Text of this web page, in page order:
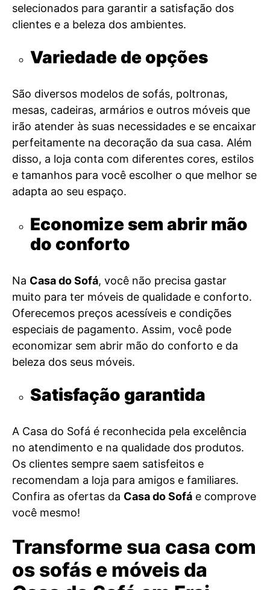
selecionados para garantir a satisfação dos
clientes e a beleza dos ambientes.
Variedade de opções
São diversos modelos de sofás, poltronas,
mesas, cadeiras, armários e outros móveis que
irão atender às suas necessidades e se encaixar
perfeitamente na decoração da sua casa. Além
disso, a loja conta com diferentes cores, estilos
e tamanhos para você escolher o que melhor se
adapta ao seu espaço.
Economize sem abrir mão
do conforto
Na Casa do Sofá, você não precisa gastar
muito para ter móveis de qualidade e conforto.
Oferecemos preços acessíveis e condições
especiais de pagamento. Assim, você pode
economizar sem abrir mão do conforto e da
beleza dos seus móveis.
Satisfação garantida
A Casa do Sofá é reconhecida pela excelência
no atendimento e na qualidade dos produtos.
Os clientes sempre saem satisfeitos e
recomendam a loja para amigos e familiares.
Confira as ofertas da Casa do Sofá e comprove
você mesmo!
Transforme sua casa com
os sofás e móveis da